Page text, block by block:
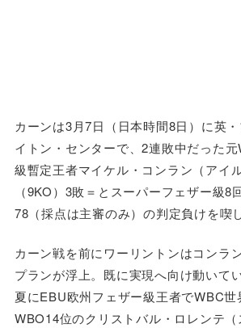
カーンは3月7日（日本時間8日）に英
イトン・センターで、2連敗中だった
級暫定王者マイケル・コンラン（アイ
（9KO）3敗＝とスーパーフェザー級8
78（採点は主審のみ）の判定負けを喫
カーン戦を前にワーリントンはコンラ
プランが浮上。既に実現へ向け動いて
夏にEBU欧州フェザー級王者でWBC世
WBO14位のクリストバル・ロレンテ